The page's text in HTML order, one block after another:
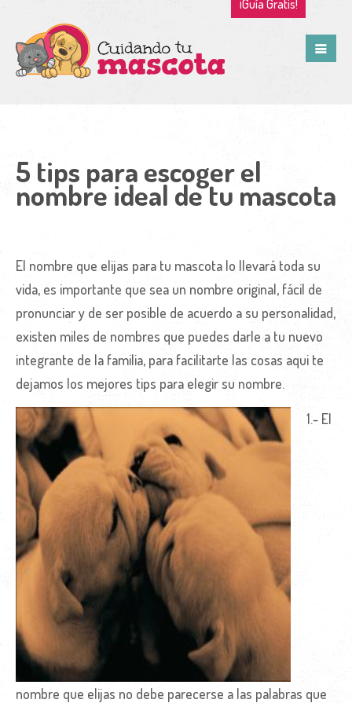
¡Guía Gratis!
5 tips para escoger el
nombre ideal de tu mascota
El nombre que elijas para tu mascota lo llevará toda su
vida, es importante que sea un nombre original, fácil de
pronunciar y de ser posible de acuerdo a su personalidad,
existen miles de nombres que puedes darle a tu nuevo
integrante de la familia, para facilitarte las cosas aqui te
dejamos los mejores tips para elegir su nombre.
1.- El
nombre que elijas no debe parecerse a las palabras que